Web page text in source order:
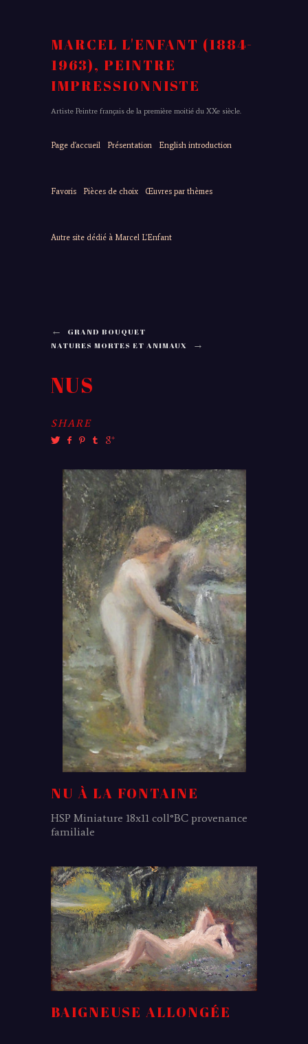
MARCEL L'ENFANT (1884-
1963), PEINTRE
IMPRESSIONNISTE
Artiste Peintre français de la première moitié du XXe siècle.
Page d'accueil Présentation English introduction
Favoris Pièces de choix Œuvres par thèmes
Autre site dédié à Marcel L'Enfant
←
GRAND BOUQUET
NATURES MORTES ET ANIMAUX
→
NUS
SHARE
NU À LA FONTAINE
HSP Miniature 18x11 coll°BC provenance
familiale
BAIGNEUSE ALLONGÉE